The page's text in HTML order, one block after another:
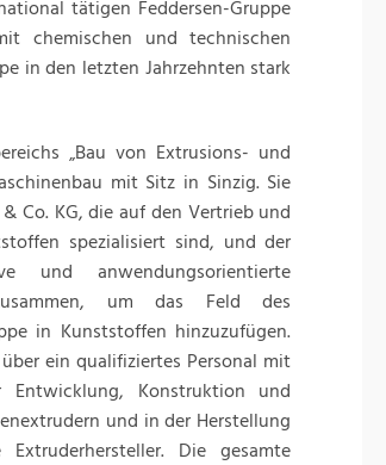
tätigen Feddersen-Gruppe
chemischen und technischen
in den letzten Jahrzehnten stark
„Bau von Extrusions- und
mit Sitz in Sinzig. Sie
Co. KG, die auf den Vertrieb und
spezialisiert sind, und der
und anwendungsorientierte
um das Feld des
in Kunststoffen hinzuzufügen.
ein qualifiziertes Personal mit
Konstruktion und
und in der Herstellung
Die gesamte